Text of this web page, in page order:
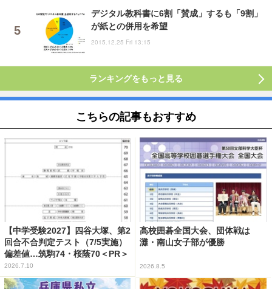
デジタル教科書に6割「賛成」するも「9割」
が紙との併用を希望
2015.12.25 Fri 13:15
ランキングをもっと見る
こちらの記事もおすすめ
【中学受験2027】四谷大塚、第2
回合不合判定テスト（7/5実施）
偏差値…筑駒74・桜蔭70＜PR＞
2026.7.10
高校囲碁全国大会、団体戦は
灘・南山女子部が優勝
2026.8.5